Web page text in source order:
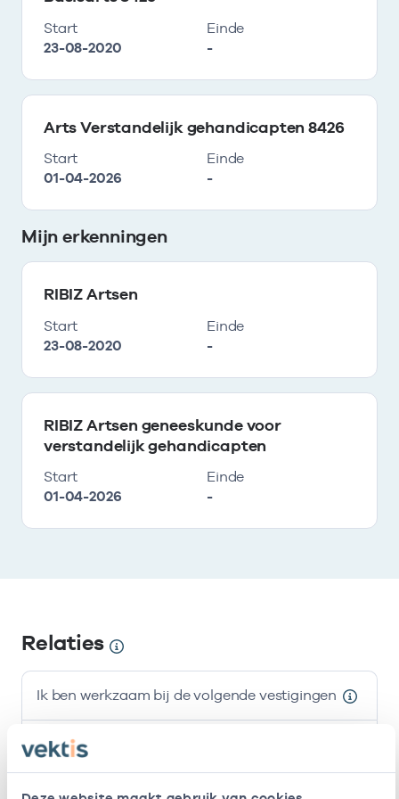
Start
23-08-2020
Einde
-
Arts Verstandelijk gehandicapten 8426
Start
01-04-2026
Einde
-
Mijn erkenningen
RIBIZ Artsen
Start
23-08-2020
Einde
-
RIBIZ Artsen geneeskunde voor
verstandelijk gehandicapten
Start
01-04-2026
Einde
-
Relaties
Ik ben werkzaam bij de volgende vestigingen
Naam